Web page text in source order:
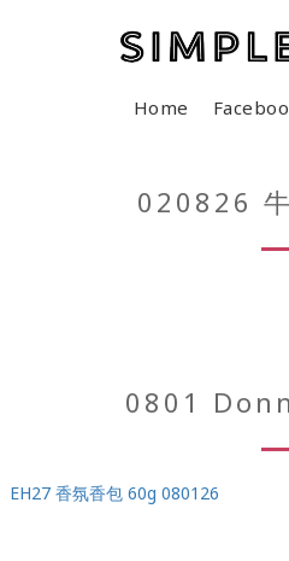
Home
020826
0801